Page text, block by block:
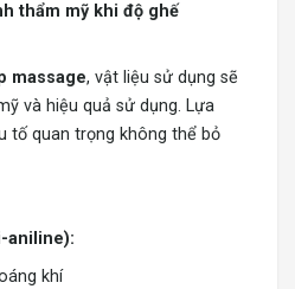
thẩm mỹ khi độ ghế
massage, vật liệu sử dụng sẽ
và hiệu quả sử dụng. Lựa
tố quan trọng không thể bỏ
aniline):
khí